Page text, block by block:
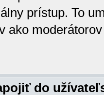
prístup. To
ako
do